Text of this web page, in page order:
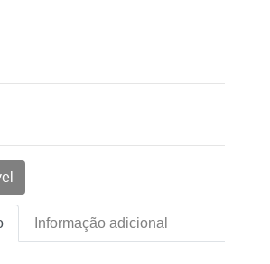
Informação adicional